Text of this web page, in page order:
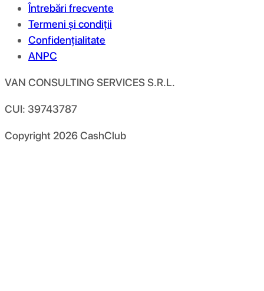
Întrebări frecvente
Termeni și condiții
Confidențialitate
ANPC
VAN CONSULTING SERVICES S.R.L.
CUI: 39743787
Copyright 2026CashClub